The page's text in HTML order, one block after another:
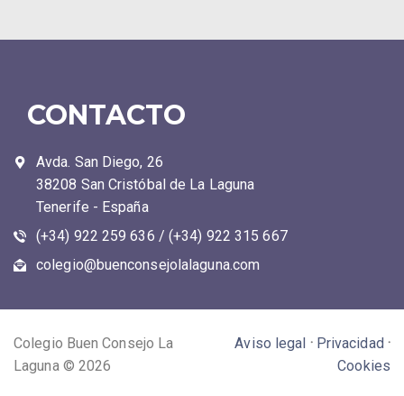
CONTACTO
Avda. San Diego, 26
38208 San Cristóbal de La Laguna
Tenerife - España
(+34) 922 259 636 / (+34) 922 315 667
colegio@buenconsejolalaguna.com
Colegio Buen Consejo La
Laguna © 2026
Aviso legal · Privacidad ·
Cookies